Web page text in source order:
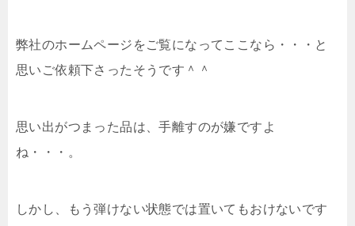
弊社のホームページをご覧になってここなら・・・と
思いご依頼下さったそうです＾＾
思い出がつまった品は、手離すのが嫌ですよ
ね・・・。
しかし、もう弾けない状態では置いてもおけないです